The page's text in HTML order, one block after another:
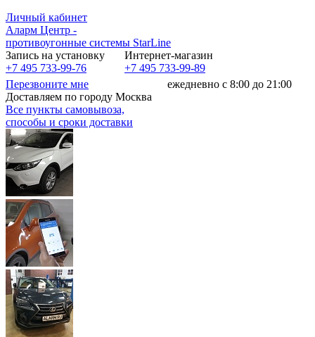
Личный кабинет
Аларм Центр -
противоугонные системы StarLine
Запись на установку
+7 495 733-99-76
Интернет-магазин
+7 495 733-99-89
Перезвоните мне
ежедневно с 8:00 до 21:00
Доставляем по городу Москва
Все пункты самовывоза,
способы и сроки доставки